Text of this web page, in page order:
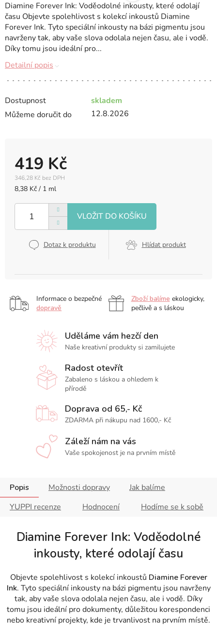
Dostupnost
skladem
Můžeme doručit do
12.8.2026
419 Kč
346,28 Kč bez DPH
Měrná
8,38 Kč / 1 ml
Dotaz k produktu Hlídat produkt
Diamine Forever Ink: Voděodolné inkousty, které odolají
času Objevte spolehlivost s kolekcí inkoustů Diamine
Forever Ink. Tyto speciální inkousty na bázi pigmentu jsou
navrženy tak, aby vaše slova odolala nejen času, ale i vodě.
Díky tomu jsou ideální pro...
Detailní popis
Informace o bezpečné
dopravě
Zboží balíme ekologicky,
pečlivě a s láskou
Uděláme vám hezčí den
Naše kreativní produkty si zamilujete
Radost otevřít
Zabaleno s láskou a ohledem k
přírodě
Doprava od 65,- Kč
ZDARMA při nákupu nad 1600,- Kč
Záleží nám na vás
Vaše spokojenost je na prvním místě
Popis Možnosti dopravy
Jak balíme
YUPPI recenze
Hodnocení Hodíme se k sobě
Diamine Forever Ink: Voděodolné
inkousty, které odolají času
Objevte spolehlivost s kolekcí inkoustů Diamine Forever
Ink. Tyto speciální inkousty na bázi pigmentu jsou navrženy
tak, aby vaše slova odolala nejen času, ale i vodě. Díky
tomu jsou ideální pro dokumenty, důležitou korespondenci
nebo kreativní projekty, kde je trvanlivost na prvním místě.